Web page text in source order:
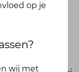
grauw. Koude
bladeren die
op je
wij met